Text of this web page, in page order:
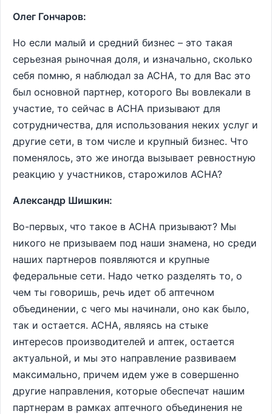
Олег Гончаров:
Но если малый и средний бизнес – это такая
серьезная рыночная доля, и изначально, сколько
себя помню, я наблюдал за АСНА, то для Вас это
был основной партнер, которого Вы вовлекали в
участие, то сейчас в АСНА призывают для
сотрудничества, для использования неких услуг и
другие сети, в том числе и крупный бизнес. Что
поменялось, это же иногда вызывает ревностную
реакцию у участников, старожилов АСНА?
Александр Шишкин:
Во-первых, что такое в АСНА призывают? Мы
никого не призываем под наши знамена, но среди
наших партнеров появляются и крупные
федеральные сети. Надо четко разделять то, о
чем ты говоришь, речь идет об аптечном
объединении, с чего мы начинали, оно как было,
так и остается. АСНА, являясь на стыке
интересов производителей и аптек, остается
актуальной, и мы это направление развиваем
максимально, причем идем уже в совершенно
другие направления, которые обеспечат нашим
партнерам в рамках аптечного объединения не